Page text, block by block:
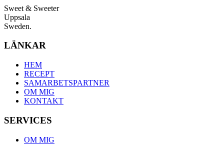
Sweet & Sweeter
Uppsala
Sweden.
LÄNKAR
HEM
RECEPT
SAMARBETSPARTNER
OM MIG
KONTAKT
SERVICES
OM MIG